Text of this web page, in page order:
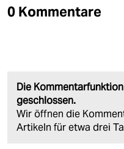
0 Kommentare
Die
geschlossen.
Wir öffnen die
Artikeln für etwa drei